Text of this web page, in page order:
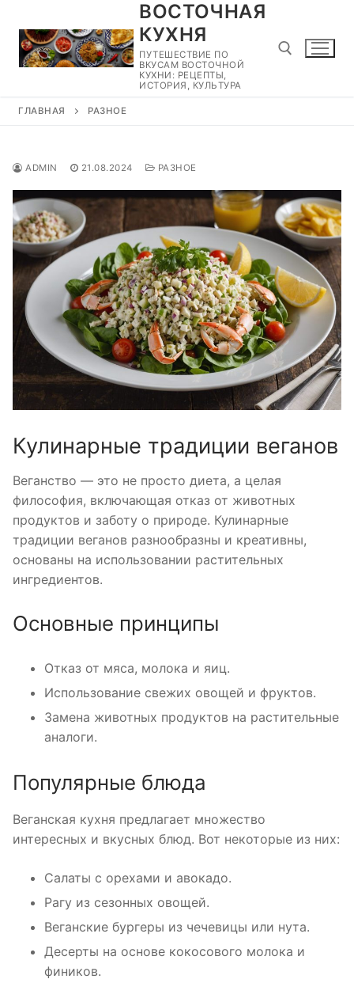
содержимому
ВОСТОЧНАЯ
КУХНЯ
ПУТЕШЕСТВИЕ ПО
ВКУСАМ ВОСТОЧНОЙ
КУХНИ: РЕЦЕПТЫ,
ИСТОРИЯ, КУЛЬТУРА
ГЛАВНАЯ РАЗНОЕ
ADMIN 21.08.2024 РАЗНОЕ
Кулинарные традиции веганов
Веганство — это не просто диета, а целая
философия, включающая отказ от животных
продуктов и заботу о природе. Кулинарные
традиции веганов разнообразны и креативны,
основаны на использовании растительных
ингредиентов.
Основные принципы
Отказ от мяса, молока и яиц.
Использование свежих овощей и фруктов.
Замена животных продуктов на растительные
аналоги.
Популярные блюда
Веганская кухня предлагает множество
интересных и вкусных блюд. Вот некоторые из них:
Салаты с орехами и авокадо.
Рагу из сезонных овощей.
Веганские бургеры из чечевицы или нута.
Десерты на основе кокосового молока и
фиников.